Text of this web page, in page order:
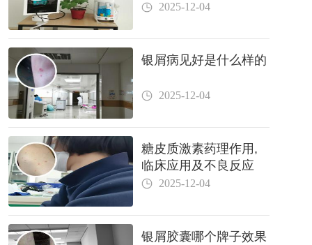
2025-12-04
银屑病见好是什么样的
2025-12-04
糖皮质激素药理作用,
临床应用及不良反应
2025-12-04
银屑胶囊哪个牌子效果